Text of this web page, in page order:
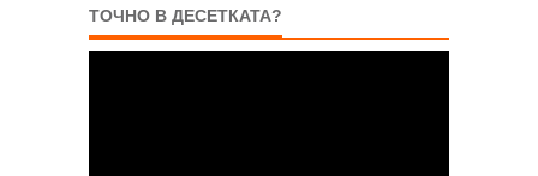
ТОЧНО В ДЕСЕТКАТА?